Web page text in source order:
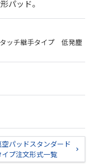
パッド。
ッチ継手タイプ 低発塵
空パッドスタンダード
イプ注文形式一覧